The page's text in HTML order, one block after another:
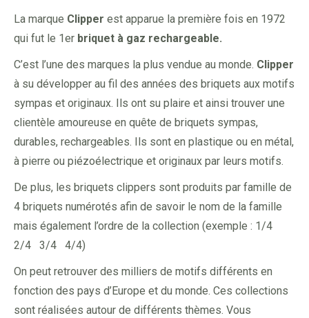
La marque Clipper est apparue la première fois en 1972
qui fut le 1er briquet à gaz rechargeable.
C’est l’une des marques la plus vendue au monde. Clipper
à su développer au fil des années des briquets aux motifs
sympas et originaux. Ils ont su plaire et ainsi trouver une
clientèle amoureuse en quête de briquets sympas,
durables, rechargeables. Ils sont en plastique ou en métal,
à pierre ou piézoélectrique et originaux par leurs motifs.
De plus, les briquets clippers sont produits par famille de
4 briquets numérotés afin de savoir le nom de la famille
mais également l’ordre de la collection (exemple : 1/4
2/4 3/4 4/4)
On peut retrouver des milliers de motifs différents en
fonction des pays d’Europe et du monde. Ces collections
sont réalisées autour de différents thèmes. Vous